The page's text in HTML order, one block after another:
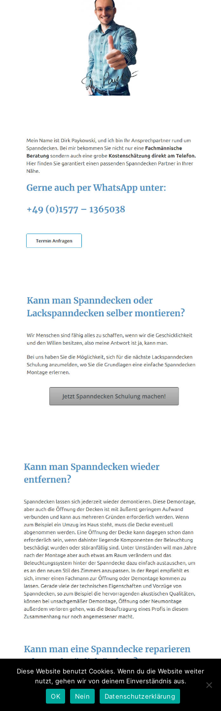
Diese Website benutzt Cookies. Wenn du die Website weiter
nutzt, gehen wir von deinem Einverständnis aus.
OK
Nein Datenschutzerklärung